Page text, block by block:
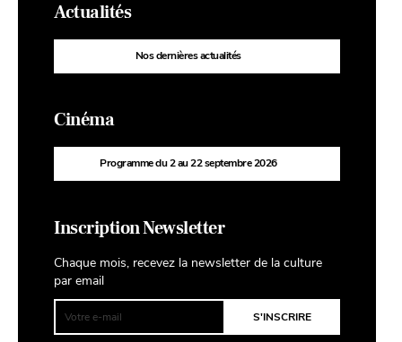
Actualités
Nos dernières actualités
Cinéma
Programme du 2 au 22 septembre 2026
Inscription Newsletter
Chaque mois, recevez la newsletter de la culture
par email